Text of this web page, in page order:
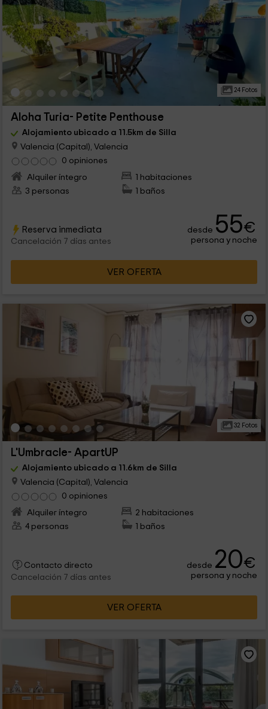
24 Fotos
Aloha Turia- Petite Penthouse
Alojamiento ubicado a 11.5km de Silla
Valencia (Capital), Valencia
0 opiniones
Alquiler íntegro
1 habitaciones
3 personas
1 baños
Reserva inmediata
Cancelación 7 días antes
desde 55€
persona y noche
VER OFERTA
32 Fotos
L'Umbracle- ApartUP
Alojamiento ubicado a 11.6km de Silla
Valencia (Capital), Valencia
0 opiniones
Alquiler íntegro
2 habitaciones
4 personas
1 baños
Contacto directo
Cancelación 7 días antes
desde 20€
persona y noche
VER OFERTA